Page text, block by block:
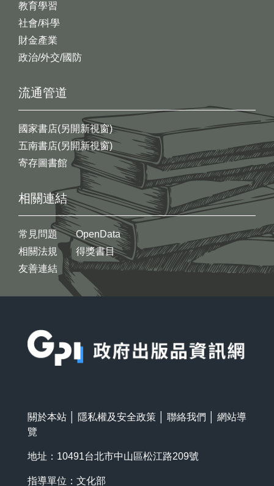
教育學習
社會/科學
財金產業
政治/外交/國防
流通管道
國家書店(另開新視窗)
五南書店(另開新視窗)
寄存圖書館
相關連結
常見問題
相關法規
友善連結
OpenData
得獎書目
關於本站 隱私權及安全政策 聯絡我們
網站導
覽
地址：10491台北市中山區松江路209號
指導單位：文化部